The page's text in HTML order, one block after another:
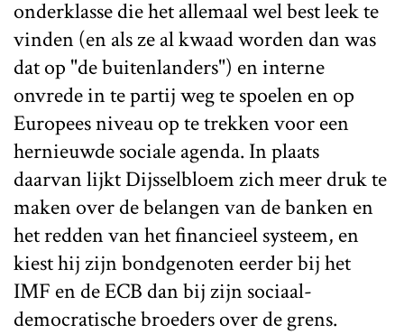
onderklasse die het allemaal wel best leek te
vinden (en als ze al kwaad worden dan was
dat op "de buitenlanders") en interne
onvrede in te partij weg te spoelen en op
Europees niveau op te trekken voor een
hernieuwde sociale agenda. In plaats
daarvan lijkt Dijsselbloem zich meer druk te
maken over de belangen van de banken en
het redden van het financieel systeem, en
kiest hij zijn bondgenoten eerder bij het
IMF en de ECB dan bij zijn sociaal-
democratische broeders over de grens.